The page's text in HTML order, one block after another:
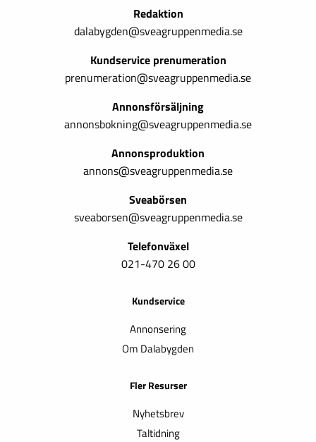
Redaktion
dalabygden@sveagruppenmedia.se
Kundservice prenumeration
prenumeration@sveagruppenmedia.se
Annonsförsäljning
annonsbokning@sveagruppenmedia.se
Annonsproduktion
annons@sveagruppenmedia.se
Sveabörsen
sveaborsen@sveagruppenmedia.se
Telefonväxel
021-470 26 00
Kundservice
Annonsering
Om Dalabygden
Fler Resurser
Nyhetsbrev
Taltidning